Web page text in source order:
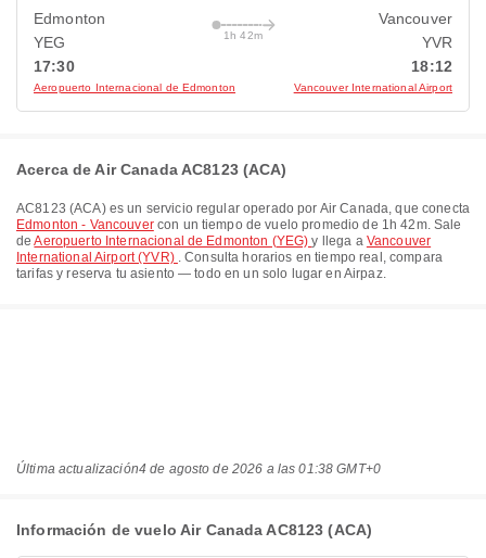
Edmonton
YEG
17:30
Aeropuerto Internacional de Edmonton
1h 42m
Vancouver
YVR
18:12
Vancouver International Airport
Acerca de Air Canada AC8123 (ACA)
AC8123 (ACA) es un servicio regular operado por Air Canada, que conecta
Edmonton - Vancouvercon un tiempo de vuelo promedio de 1h 42m. Sale
deAeropuerto Internacional de Edmonton (YEG)y llega a Vancouver
International Airport (YVR) . Consulta horarios en tiempo real, compara
tarifas y reserva tu asiento — todo en un solo lugar en Airpaz.
Última actualización4 de agosto de 2026 a las 01:38 GMT+0
Información de vuelo Air Canada AC8123 (ACA)